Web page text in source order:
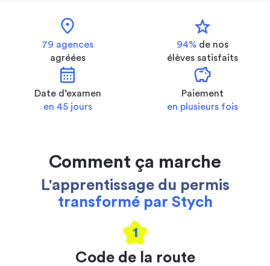
location_on
79 agences
agréées
star
94% de nos
élèves satisfaits
calendar_month
Date d’examen
en 45 jours
savings
Paiement
en plusieurs fois
Comment ça marche
L'apprentissage du permis
transformé par Stych
1
Code de la route